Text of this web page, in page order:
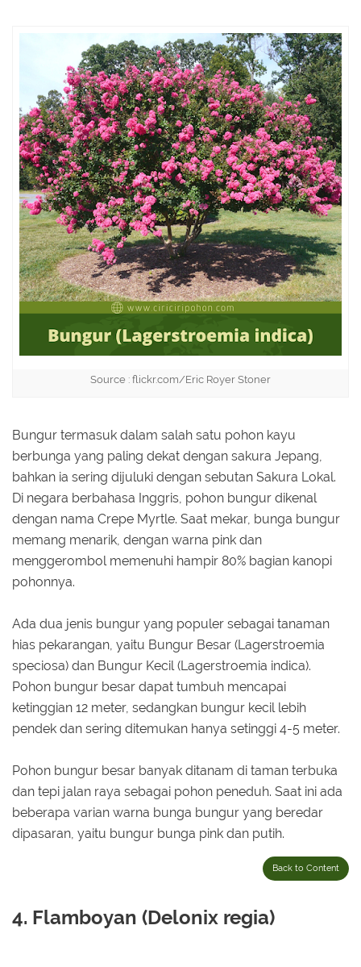
Source : flickr.com/Eric Royer Stoner
Bungur termasuk dalam salah satu pohon kayu
berbunga yang paling dekat dengan sakura Jepang,
bahkan ia sering dijuluki dengan sebutan Sakura Lokal.
Di negara berbahasa Inggris, pohon bungur dikenal
dengan nama Crepe Myrtle. Saat mekar, bunga bungur
memang menarik, dengan warna pink dan
menggerombol memenuhi hampir 80% bagian kanopi
pohonnya.
Ada dua jenis bungur yang populer sebagai tanaman
hias pekarangan, yaitu Bungur Besar (Lagerstroemia
speciosa) dan Bungur Kecil (Lagerstroemia indica).
Pohon bungur besar dapat tumbuh mencapai
ketinggian 12 meter, sedangkan bungur kecil lebih
pendek dan sering ditemukan hanya setinggi 4-5 meter.
Pohon bungur besar banyak ditanam di taman terbuka
dan tepi jalan raya sebagai pohon peneduh. Saat ini ada
beberapa varian warna bunga bungur yang beredar
dipasaran, yaitu bungur bunga pink dan putih.
Back to Content
4. Flamboyan (Delonix regia)